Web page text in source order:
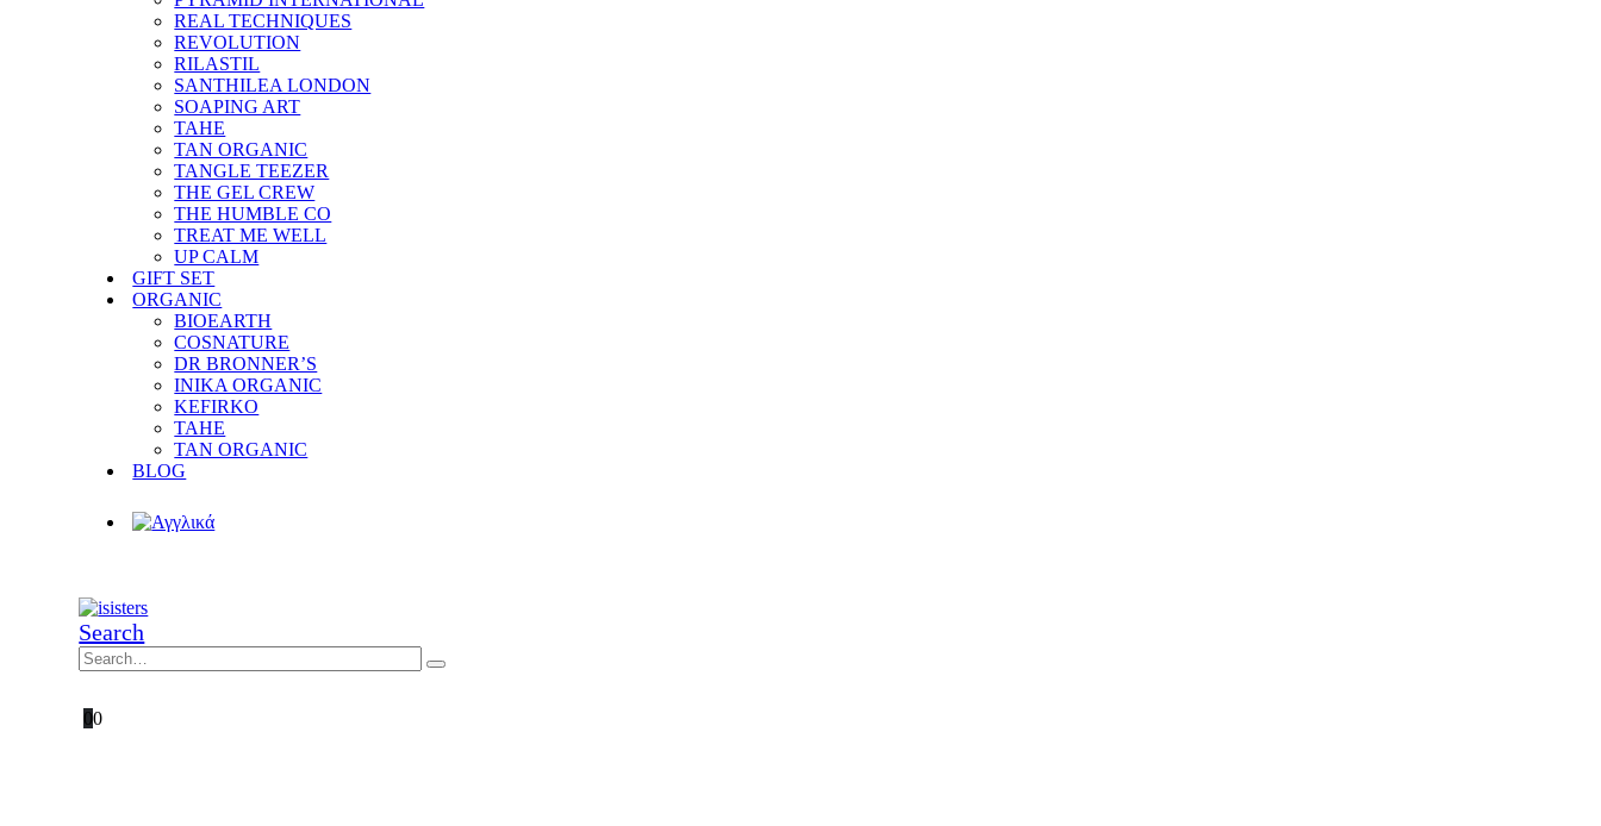
REAL TECHNIQUES
REVOLUTION
RILASTIL
SANTHILEA LONDON
SOAPING ART
TAHE
TAN ORGANIC
TANGLE TEEZER
THE GEL CREW
THE HUMBLE CO
TREAT ME WELL
UP CALM
GIFT SET
ORGANIC
BIOEARTH
COSNATURE
DR BRONNER’S
INIKA ORGANIC
KEFIRKO
TAHE
TAN ORGANIC
BLOG
Search
00